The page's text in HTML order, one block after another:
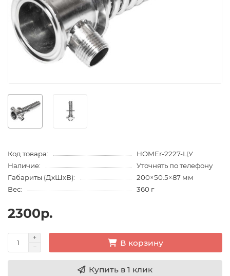
Код товара:
HOMEr-2227-ЦУ
Наличие:
Уточнять по телефону
Габариты (ДхШхВ):
200×50.5×87 мм
Вес:
360 г
2300р.
В корзину
Купить в 1 клик